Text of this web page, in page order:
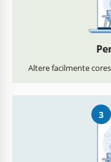
Altere facilmente
3